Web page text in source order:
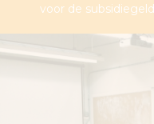
voor de